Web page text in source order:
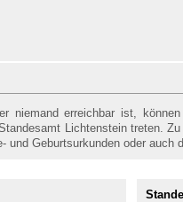
niemand erreichbar ist,
Lichtenstein treten.
und Geburtsurkunden oder